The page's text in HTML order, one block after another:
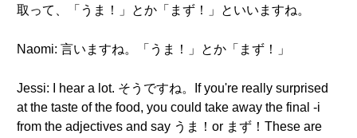
取って、「うま！」とか「まず！」といいますね。
Naomi: 言いますね。「うま！」とか「まず！」
Jessi: I hear a lot. そうですね。If you're really surprised
at the taste of the food, you could take away the final -i
from the adjectives and say うま！or まず！These are